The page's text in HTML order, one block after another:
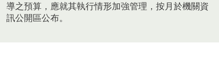
導之預算，應就其執行情形加強管理，按月於機關資
訊公開區公布。